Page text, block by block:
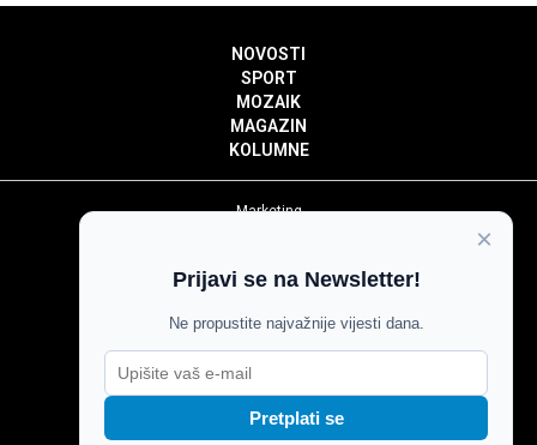
NOVOSTI
SPORT
MOZAIK
MAGAZIN
KOLUMNE
Marketing
Impressum
Pravila komentiranja
Agroglas
×
Prijavi se na Newsletter!
Ne propustite najvažnije vijesti dana.
Pretplati se